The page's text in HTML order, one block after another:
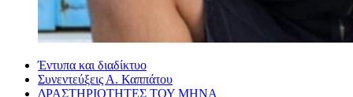
Έντυπα και διαδίκτυο
Συνεντεύξεις Α. Καππάτου
ΔΡΑΣΤΗΡΙΟΤΗΤΕΣ ΤΟΥ ΜΗΝΑ